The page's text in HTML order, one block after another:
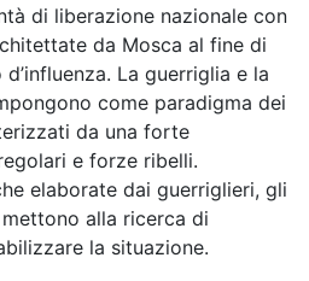
di liberazione nazionale con
da Mosca al fine di
La guerriglia e la
come paradigma dei
da una forte
e forze ribelli.
elaborate dai guerriglieri, gli
alla ricerca di
la situazione.